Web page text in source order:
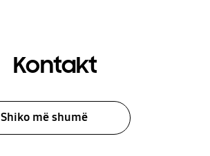
Kontakt
Shiko më shumë